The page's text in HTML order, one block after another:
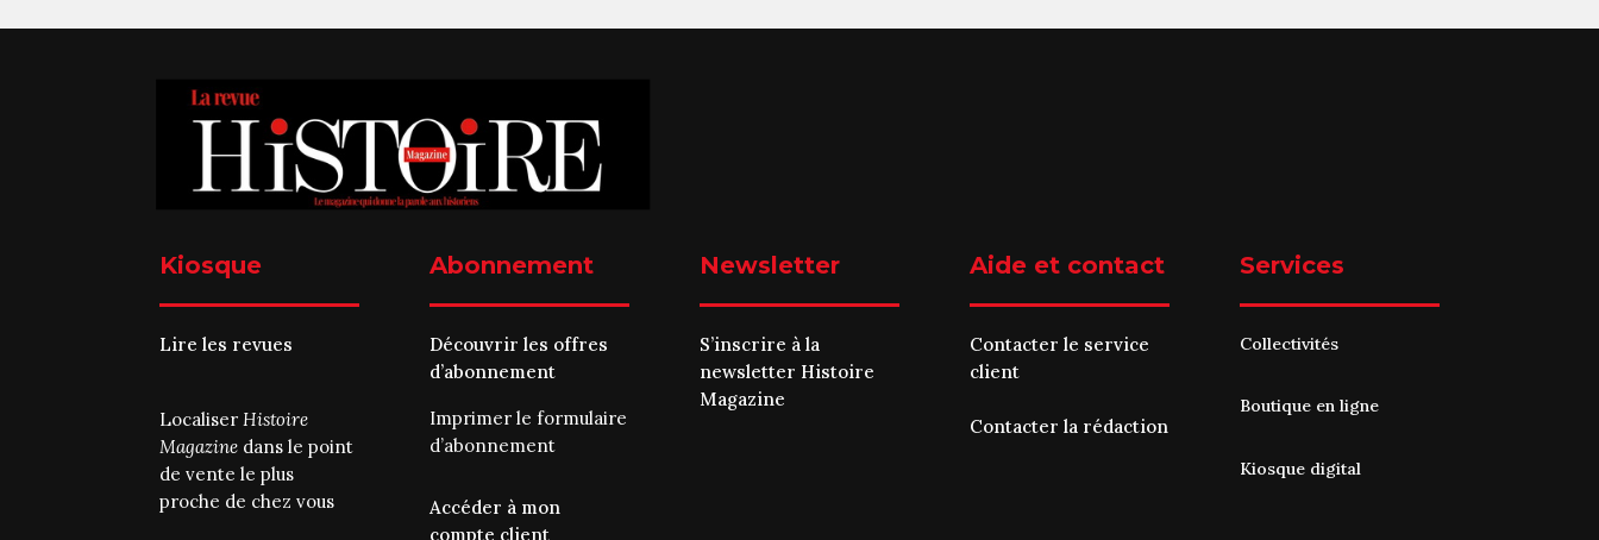
Kiosque
Lire les revues
Localiser Histoire
Magazine dans le point
de vente le plus
proche de chez vous
Abonnement
Découvrir les offres
d’abonnement
Imprimer leformulaire
d’abonnement
Accéder à mon
compte client
Newsletter
S’inscrire à la
newsletter Histoire
Magazine
Aide et contact
Contacter le service
client
Contacter la rédaction
Services
Collectivités
Boutique en ligne
Kiosque digital